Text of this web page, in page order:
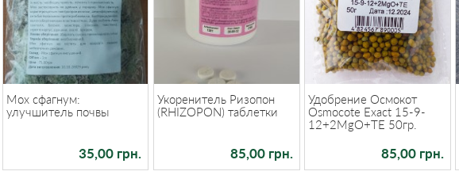
Мох сфагнум:
улучшитель почвы
35,00 грн.
Укоренитель Ризопон
(RHIZOPON) таблетки
85,00 грн.
Удобрение Осмокот
Osmocote Exact 15-9-
12+2MgO+TE 50гр.
85,00 грн.